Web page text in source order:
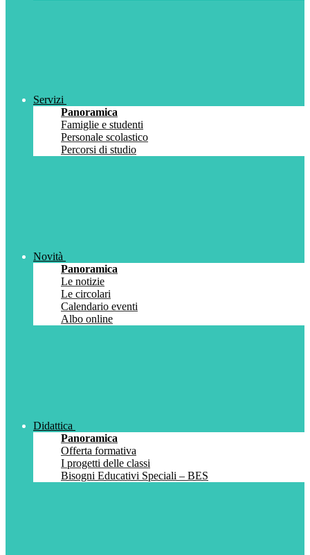
Servizi
Panoramica
Famiglie e studenti
Personale scolastico
Percorsi di studio
Novità
Panoramica
Le notizie
Le circolari
Calendario eventi
Albo online
Didattica
Panoramica
Offerta formativa
I progetti delle classi
Bisogni Educativi Speciali – BES